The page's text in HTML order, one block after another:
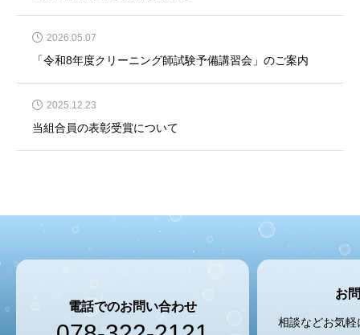
2026.05.07
「令和8年度クリーニング師試験予備講習会」のご案内
2025.12.23
当組合員の表彰受賞について
電話でのお問い合わせ
お
相談などお気